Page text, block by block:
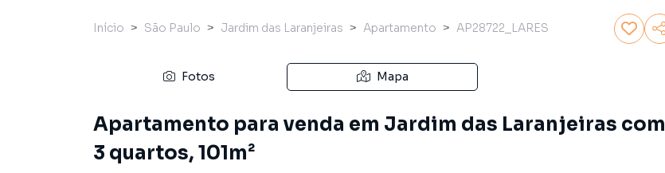
Início São Paulo Jardim das Laranjeiras Apartamento AP28722_LARES
Fotos Mapa
Apartamento para venda em Jardim das Laranjeiras com
3 quartos, 101m²